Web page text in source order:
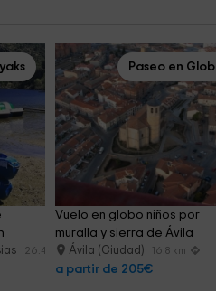
26.4 km
Paseo en
Vuelo en globo niños por
muralla y sierra de Ávila
Ávila (Ciudad) 16.8 km
a partir de 205€